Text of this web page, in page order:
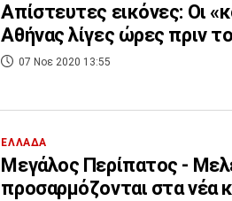
Απίστευτες εικόνες: Οι
Αθήνας λίγες ώρες πριν
07 Νοε 2020 13:55
ΕΛΛΑΔΑ
Μεγάλος Περίπατος -
προσαρμόζονται στα νέα